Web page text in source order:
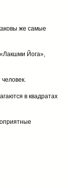
же самые
Йога»,
в квадратах